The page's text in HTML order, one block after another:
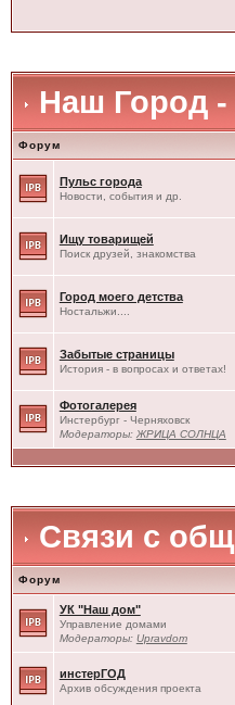
Наш Город -
Форум
Пульс города
Новости, события и др.
Ищу товарищей
Поиск друзей, знакомства
Город моего детства
Ностальжи....
Забытые страницы
История - в вопросах и ответах!
Фотогалерея
Инстербург - Черняховск
Модераторы: ЖРИЦА СОЛНЦА
Связи с
Форум
УК "Наш дом"
Управление домами
Модераторы: Upravdom
инстерГОД
Архив обсуждения проекта